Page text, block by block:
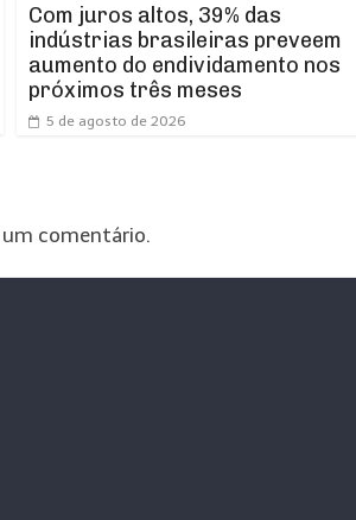
Com juros altos, 39% das
indústrias brasileiras preveem
aumento do endividamento nos
próximos três meses
5 de agosto de 2026
comentário.